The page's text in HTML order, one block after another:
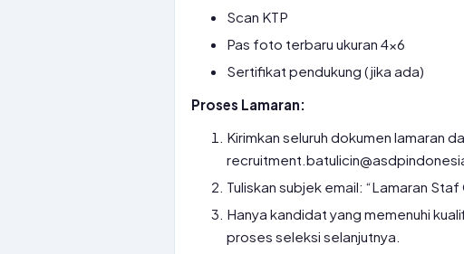
Scan KTP
Pas foto terbaru ukuran 4×6
Sertifikat pendukung (jika ada)
Proses Lamaran:
Kirimkan seluruh dokumen lamaran
Tuliskan subjek email: “Lamaran
Hanya kandidat yang memenuhi
proses seleksi selanjutnya.